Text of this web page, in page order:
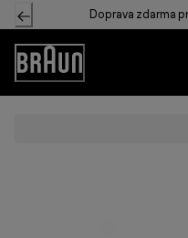
Skip
to
Content
Doprava zdarma
Accessibility
Statement